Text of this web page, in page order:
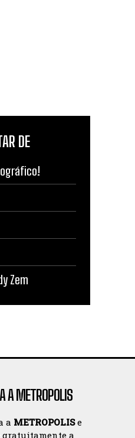
DE
Zem
A METROPOLIS
a METROPOLISe
gratuitamente a